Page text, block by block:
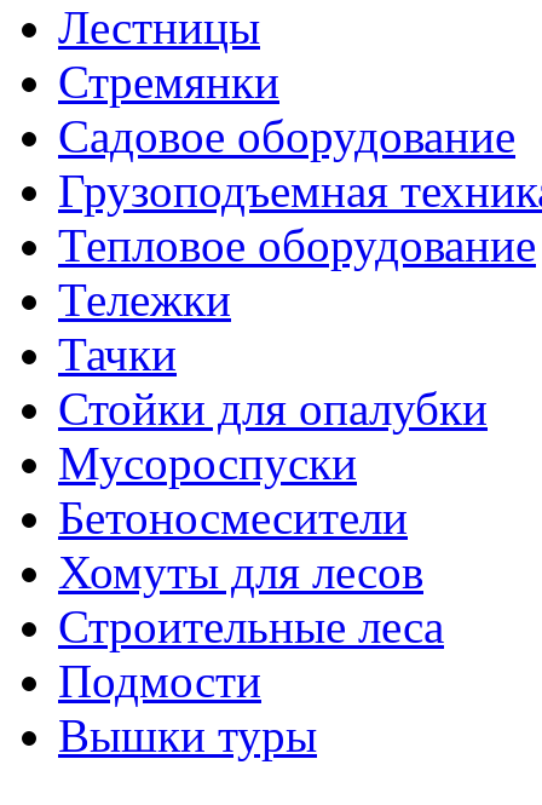
Лестницы
Стремянки
Садовое оборудование
Грузоподъемная
Тепловое оборудование
Тележки
Тачки
Стойки для опалубки
Мусороспуски
Бетоносмесители
Хомуты для лесов
Строительные леса
Подмости
Вышки туры